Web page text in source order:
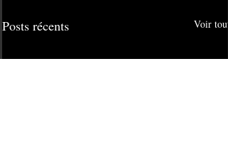
Posts récents Voir tout